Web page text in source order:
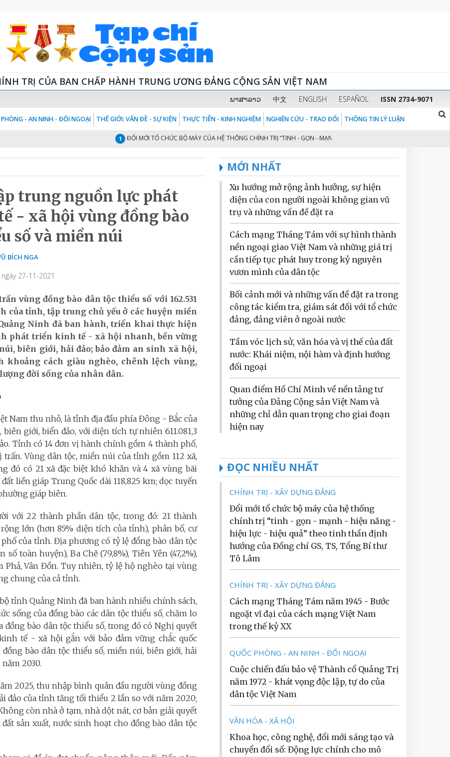
TRỊ CỦA BAN CHẤP HÀNH TRUNG ƯƠNG ĐẢNG CỘNG SẢN VIỆT NAM
ພາສາລາວ 中文 ENGLISH ESPAÑOL ISSN 2734-9071
- AN NINH - ĐỐI NGOẠI THẾ GIỚI: VẤN ĐỀ - SỰ KIỆN THỰC TIỄN - KINH NGHIỆM NGHIÊN CỨU - TRAO ĐỔI THÔNG TIN LÝ LUẬN
ĐỔI MỚI TỔ CHỨC BỘ MÁY CỦA HỆ THỐNG CHÍNH TRỊ “TINH - GỌN - MẠNH - HIỆU NĂNG - HIỆU LỰC - HIỆU QUẢ”
trung nguồn lực phát
- xã hội vùng đồng bào
số và miền núi
BÍCH NGA
27-11-2021
vùng đồng bào dân tộc thiểu số với 162.531
của tỉnh, tập trung chủ yếu ở các huyện miền
Ninh đã ban hành, triển khai thực hiện
phát triển kinh tế - xã hội nhanh, bền vững
biên giới, hải đảo; bảo đảm an sinh xã hội,
khoảng cách giàu nghèo, chênh lệch vùng,
đời sống của nhân dân.
Nam thu nhỏ, là tỉnh địa đầu phía Đông - Bắc của
giới, biển đảo, với diện tích tự nhiên 611.081,3
Tỉnh có 14 đơn vị hành chính gồm 4 thành phố,
Vùng dân tộc, miền núi của tỉnh gồm 112 xã,
đó có 21 xã đặc biệt khó khăn và 4 xã vùng bãi
liền giáp Trung Quốc dài 118,825 km; dọc tuyến
giáp biên.
với 22 thành phần dân tộc, trong đó: 21 thành
lớn (hơn 85% diện tích của tỉnh), phân bố, cư
của tỉnh. Địa phương có tỷ lệ đồng bào dân tộc
toàn huyện), Ba Chẽ (79,8%), Tiên Yên (47,2%),
Phả, Vân Đồn. Tuy nhiên, tỷ lệ hộ nghèo tại vùng
chung của cả tỉnh.
tỉnh Quảng Ninh đã ban hành nhiều chính sách,
sống của đồng bào các dân tộc thiểu số, chăm lo
đồng bào dân tộc thiểu số, trong đó có Nghị quyết
tế - xã hội gắn với bảo đảm vững chắc quốc
bào dân tộc thiểu số, miền núi, biên giới, hải
2030.
2025, thu nhập bình quân đầu người vùng đồng
đảo của tỉnh tăng tối thiểu 2 lần so với năm 2020;
còn nhà ở tạm, nhà dột nát, cơ bản giải quyết
sản xuất, nước sinh hoạt cho đồng bào dân tộc
MỚI NHẤT
Xu hướng mở rộng ảnh hưởng, sự hiện
diện của con người ngoài không gian vũ
trụ và những vấn đề đặt ra
Cách mạng Tháng Tám với sự hình thành
nền ngoại giao Việt Nam và những giá trị
cần tiếp tục phát huy trong kỷ nguyên
vươn mình của dân tộc
Bối cảnh mới và những vấn đề đặt ra trong
công tác kiểm tra, giám sát đối với tổ chức
đảng, đảng viên ở ngoài nước
Tầm vóc lịch sử, văn hóa và vị thế của đất
nước: Khái niệm, nội hàm và định hướng
đối ngoại
Quan điểm Hồ Chí Minh về nền tảng tư
tưởng của Đảng Cộng sản Việt Nam và
những chỉ dẫn quan trọng cho giai đoạn
hiện nay
ĐỌC NHIỀU NHẤT
CHÍNH TRỊ - XÂY DỰNG ĐẢNG
Đổi mới tổ chức bộ máy của hệ thống
chính trị “tinh - gọn - mạnh - hiệu năng -
hiệu lực - hiệu quả” theo tinh thần định
hướng của Đồng chí GS, TS, Tổng Bí thư
Tô Lâm
CHÍNH TRỊ - XÂY DỰNG ĐẢNG
Cách mạng Tháng Tám năm 1945 - Bước
ngoặt vĩ đại của cách mạng Việt Nam
trong thế kỷ XX
QUỐC PHÒNG - AN NINH - ĐỐI NGOẠI
Cuộc chiến đấu bảo vệ Thành cổ Quảng Trị
năm 1972 - khát vọng độc lập, tự do của
dân tộc Việt Nam
VĂN HÓA - XÃ HỘI
Khoa học, công nghệ, đổi mới sáng tạo và
chuyển đổi số: Động lực chính cho mô